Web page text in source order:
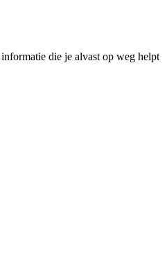
die je alvast op weg helpt